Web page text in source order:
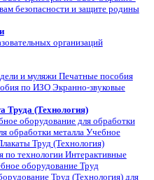
безопасности и защите родины
организаций
и муляжи Печатные пособия
по ИЗО Экранно-звуковые
Труда (Технология)
оборудование для обработки
обработки металла Учебное
Труд (Технология)
по технологии Интерактивные
оборудование Труд
Труд (Технология) для